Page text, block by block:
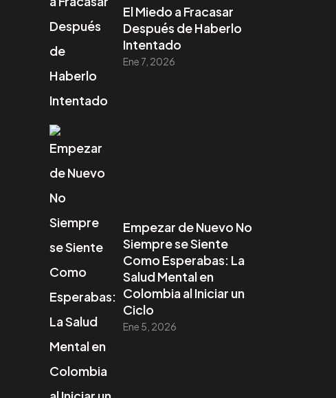
El Miedo a Fracasar
Después de Haberlo
Intentado
Ene 7, 2026
Empezar de Nuevo No
Siempre se Siente
Como Esperabas: La
Salud Mental en
Colombia al Iniciar un
Ciclo
Ene 5, 2026